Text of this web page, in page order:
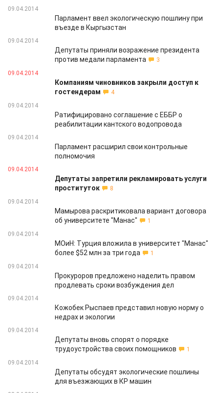
09.04.2014
Парламент ввел экологическую пошлину при
въезде в Кыргызстан
09.04.2014
Депутаты приняли возражение президента
против медали парламента
3
09.04.2014
Компаниям чиновников закрыли доступ к
гостендерам
4
09.04.2014
Ратифицировано соглашение с ЕББР о
реабилитации кантского водопровода
09.04.2014
Парламент расширил свои контрольные
полномочия
09.04.2014
Депутаты запретили рекламировать услуги
проституток
8
09.04.2014
Мамырова раскритиковала вариант договора
об университете "Манас"
1
09.04.2014
МОиН: Турция вложила в университет "Манас"
более $52 млн за три года
1
09.04.2014
Прокуроров предложено наделить правом
продлевать сроки возбуждения дел
09.04.2014
Кожобек Рыспаев представил новую норму о
недрах и экологии
09.04.2014
Депутаты вновь спорят о порядке
трудоустройства своих помощников
1
09.04.2014
Депутаты обсудят экологические пошлины
для въезжающих в КР машин